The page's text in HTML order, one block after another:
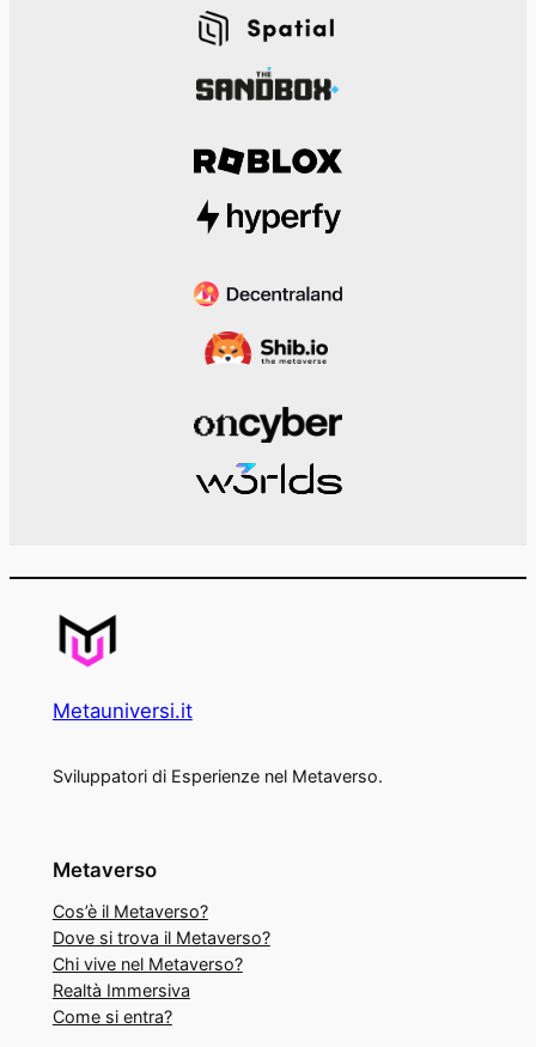
Metauniversi.it
Sviluppatori di Esperienze nel Metaverso.
Metaverso
Cos’è il Metaverso?
Dove si trova il Metaverso?
Chi vive nel Metaverso?
Realtà Immersiva
Come si entra?